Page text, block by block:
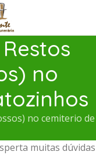
no
no cemiterio de
muitas dúvidas